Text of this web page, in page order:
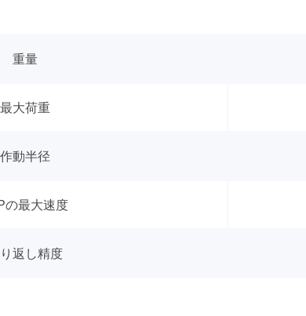
重量
最大荷重
作動半径
の最大速度
返し精度